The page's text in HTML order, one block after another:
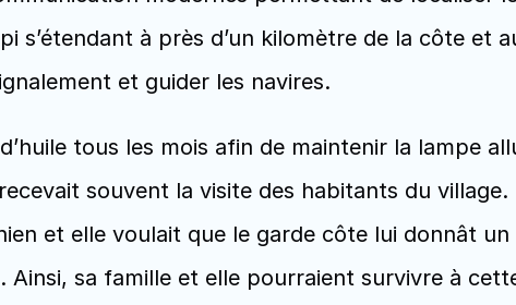
s’étendant à près d’un kilomètre de la côte et
et guider les navires.
tous les mois afin de maintenir la lampe
souvent la visite des habitants du village.
et elle voulait que le garde côte lui donnât
Ainsi, sa famille et elle pourraient survivre à